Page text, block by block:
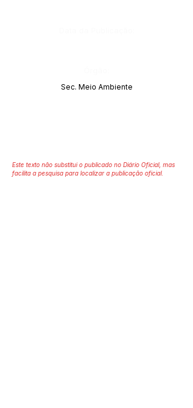
Sec. Meio Ambiente
Este texto não substitui o publicado no Diário Oficial, mas
facilita a pesquisa para localizar a publicação oficial.